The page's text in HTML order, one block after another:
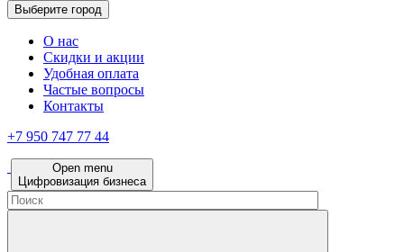
Выберите город
О нас
Скидки и акции
Удобная оплата
Частые вопросы
Контакты
+7 950 747 77 44
Open menu
Цифровизация бизнеса